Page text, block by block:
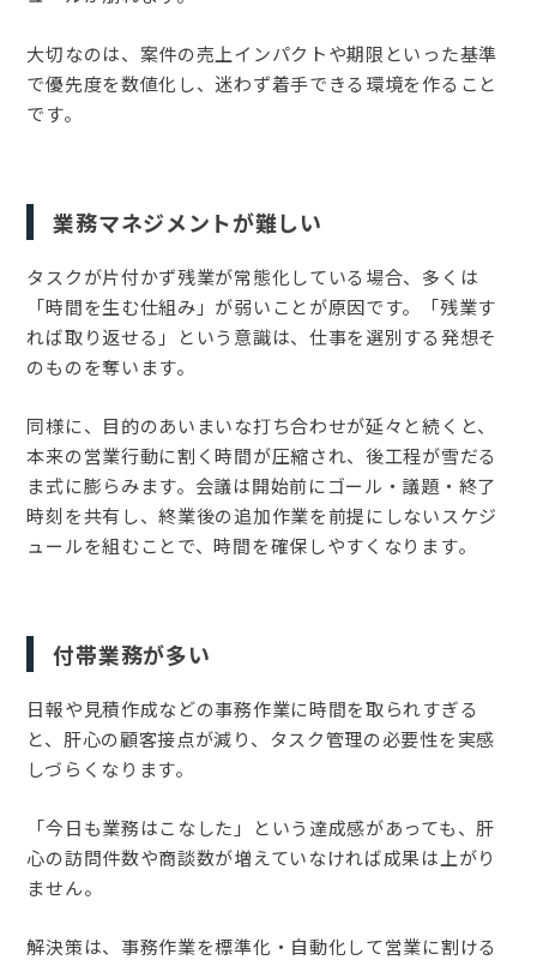
大切なのは、案件の売上インパクトや期限といった基準
で優先度を数値化し、迷わず着手できる環境を作ること
です。
業務マネジメントが難しい
タスクが片付かず残業が常態化している場合、多くは
「時間を生む仕組み」が弱いことが原因です。「残業す
れば取り返せる」という意識は、仕事を選別する発想そ
のものを奪います。
同様に、目的のあいまいな打ち合わせが延々と続くと、
本来の営業行動に割く時間が圧縮され、後工程が雪だる
ま式に膨らみます。会議は開始前にゴール・議題・終了
時刻を共有し、終業後の追加作業を前提にしないスケジ
ュールを組むことで、時間を確保しやすくなります。
付帯業務が多い
日報や見積作成などの事務作業に時間を取られすぎる
と、肝心の顧客接点が減り、タスク管理の必要性を実感
しづらくなります。
「今日も業務はこなした」という達成感があっても、肝
心の訪問件数や商談数が増えていなければ成果は上がり
ません。
解決策は、事務作業を標準化・自動化して営業に割ける